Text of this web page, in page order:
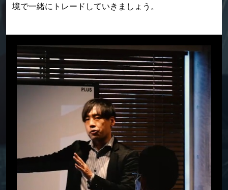
境で一緒にトレードしていきましょう。